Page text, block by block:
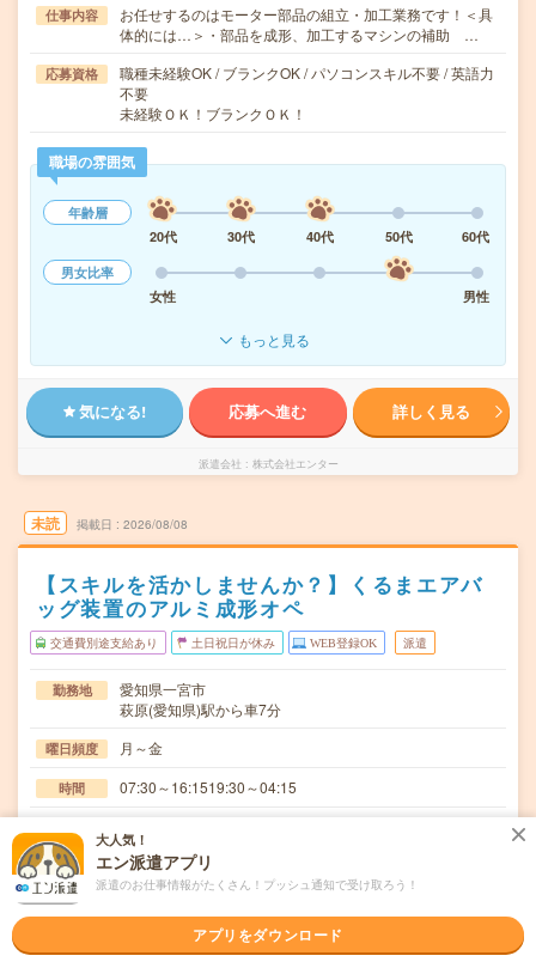
仕事内容
お任せするのはモーター部品の組立・加工業務です！＜具
体的には…＞・部品を成形、加工するマシンの補助 …
応募資格
職種未経験OK / ブランクOK / パソコンスキル不要 / 英語力
不要
未経験ＯＫ！ブランクＯＫ！
職場の雰囲気
年齢層
20代
30代 40代 50代
60代
男女比率
女性
男性
もっと見る
気になる! 応募へ進む 詳しく見る
派遣会社 株式会社エンター
未読 掲載日 2026/08/08
【スキルを活かしませんか？】くるまエアバ
ッグ装置のアルミ成形オペ
交通費別途支給あり 土日祝日が休み WEB登録OK 派遣
勤務地
愛知県一宮市
萩原(愛知県)駅から車7分
曜日頻度 月～金
時間 07:30～16:1519:30～04:15
時給 時給1400円
交通費規定内支給
大人気！
エン派遣アプリ
派遣のお仕事情報がたくさん！プッシュ通知で受け取ろう！
アプリをダウンロード